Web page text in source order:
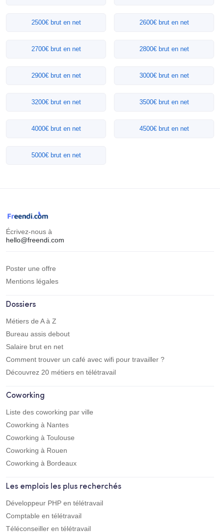
2500€ brut en net 2600€ brut en net
2700€ brut en net 2800€ brut en net
2900€ brut en net 3000€ brut en net
3200€ brut en net 3500€ brut en net
4000€ brut en net 4500€ brut en net
5000€ brut en net
Écrivez-nous à
hello@freendi.com
Poster une offre
Mentions légales
Dossiers
Métiers de A à Z
Bureau assis debout
Salaire brut en net
Comment trouver un café avec wifi pour travailler ?
Découvrez 20 métiers en télétravail
Coworking
Liste des coworking par ville
Coworking à Nantes
Coworking à Toulouse
Coworking à Rouen
Coworking à Bordeaux
Les emplois les plus recherchés
Développeur PHP en télétravail
Comptable en télétravail
Téléconseiller en télétravail